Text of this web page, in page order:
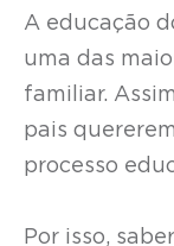
A educação
uma das
familiar.
pais
processo
Por isso,